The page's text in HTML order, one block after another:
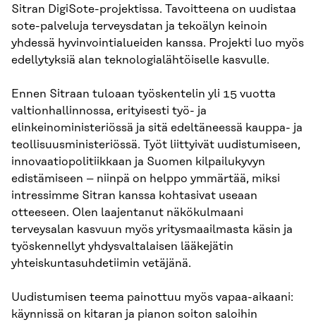
Sitran DigiSote-projektissa. Tavoitteena on uudistaa
sote-palveluja terveysdatan ja tekoälyn keinoin
yhdessä hyvinvointialueiden kanssa. Projekti luo myös
edellytyksiä alan teknologialähtöiselle kasvulle.
Ennen Sitraan tuloaan työskentelin yli 15 vuotta
valtionhallinnossa, erityisesti työ- ja
elinkeinoministeriössä ja sitä edeltäneessä kauppa- ja
teollisuusministeriössä. Työt liittyivät uudistumiseen,
innovaatiopolitiikkaan ja Suomen kilpailukyvyn
edistämiseen – niinpä on helppo ymmärtää, miksi
intressimme Sitran kanssa kohtasivat useaan
otteeseen. Olen laajentanut näkökulmaani
terveysalan kasvuun myös yritysmaailmasta käsin ja
työskennellyt yhdysvaltalaisen lääkejätin
yhteiskuntasuhdetiimin vetäjänä.
Uudistumisen teema painottuu myös vapaa-aikaani:
käynnissä on kitaran ja pianon soiton saloihin